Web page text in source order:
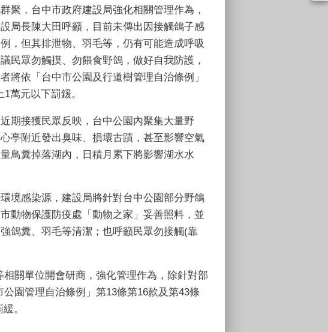
聚，台中市政府建設局強化相關管理作為，
局長陳大田呼籲，目前未傳出因接觸鴿子感
，但其排泄物、羽毛等，仍有可能造成呼吸
民眾勿觸摸、勿餵食野鴿，做好自我防護，
將依「台中市公園及行道樹管理自治條例」
萬元以下罰鍰。
期接獲民眾反映，台中公園內聚集大量野
亭附近發出臭味、損壞古蹟，甚至影響空氣
鳥糞掉落湖內，日積月累下將影響湖水水
境感染源，建設局將針對台中公園部分野鴿
動物保護防疫處「動物之家」妥善照料，並
鴿糞、羽毛等清潔；也呼籲民眾勿接觸(靠
關單位開會研商，強化管理作為，除針對部
園管理自治條例」第13條第16款及第43條
。